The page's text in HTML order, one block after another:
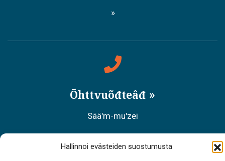
Hallinnoi evästeiden suostumusta
Õhttvuõđteâđ
Sääʹm-muʹzei
Teʹl. 0400 898 212